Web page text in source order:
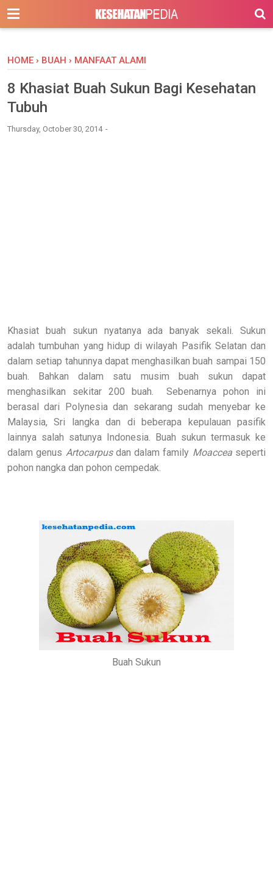
-->
HOME › BUAH › MANFAAT ALAMI
8 Khasiat Buah Sukun Bagi Kesehatan
Tubuh
Thursday, October 30, 2014
Khasiat buah sukun nyatanya ada banyak sekali. Sukun
adalah tumbuhan yang hidup di wilayah Pasifik Selatan dan
dalam setiap tahunnya dapat menghasilkan buah sampai 150
buah. Bahkan dalam satu musim buah sukun dapat
menghasilkan sekitar 200 buah. Sebenarnya pohon ini
berasal dari Polynesia dan sekarang sudah menyebar ke
Malaysia, Sri langka dan di beberapa kepulauan pasifik
lainnya salah satunya Indonesia. Buah sukun termasuk ke
dalam genus Artocarpusdan dalam family Moacceaseperti
pohon nangka dan pohon cempedak.
Buah Sukun